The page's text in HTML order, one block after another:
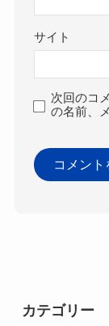
サイト
次回のコ
の名前、
カテゴリー